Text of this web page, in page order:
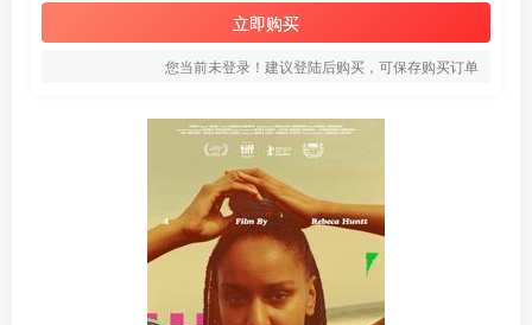
立即购买
您当前未登录！建议登陆后购买，可保存购买订单